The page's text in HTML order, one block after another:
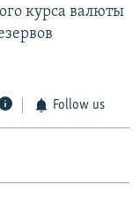
курса валюты
Follow us